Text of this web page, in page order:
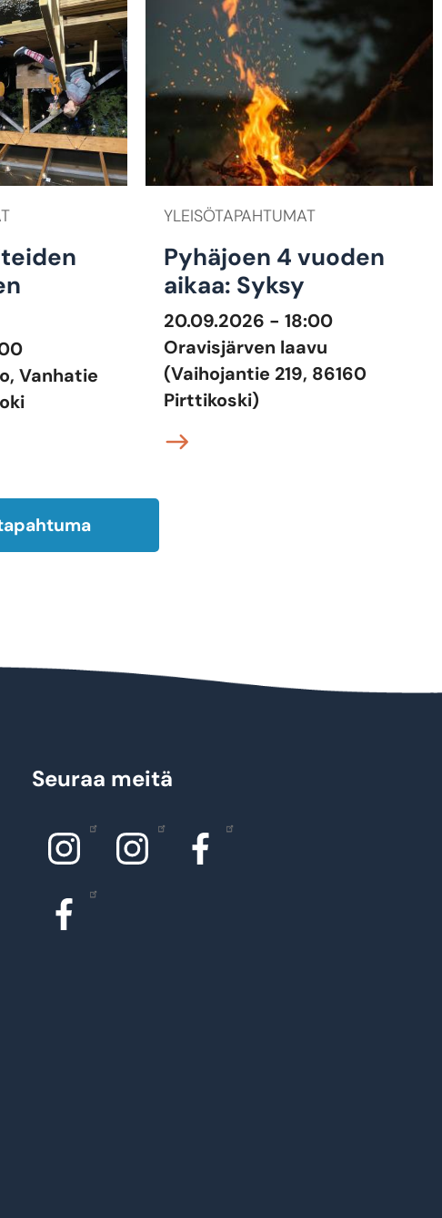
Vanhatie
YLEISÖTAPAHTUMAT
Pyhäjoen 4 vuoden
aikaa: Syksy
20.09.2026 - 18:00
Oravisjärven laavu
(Vaihojantie 219, 86160
Pirttikoski)
Seuraa meitä